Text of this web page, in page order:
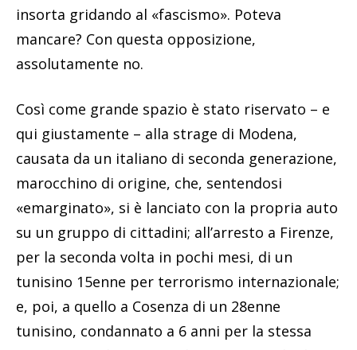
insorta gridando al «fascismo». Poteva
mancare? Con questa opposizione,
assolutamente no.
Così come grande spazio è stato riservato – e
qui giustamente – alla strage di Modena,
causata da un italiano di seconda generazione,
marocchino di origine, che, sentendosi
«emarginato», si è lanciato con la propria auto
su un gruppo di cittadini; all’arresto a Firenze,
per la seconda volta in pochi mesi, di un
tunisino 15enne per terrorismo internazionale;
e, poi, a quello a Cosenza di un 28enne
tunisino, condannato a 6 anni per la stessa